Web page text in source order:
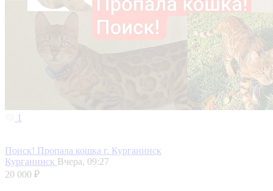
1
Поиск! Пропала кошка г. Курганинск
Курганинск Вчера, 09:27
20 000 ₽